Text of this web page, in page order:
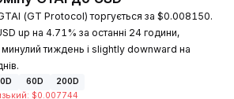
(GT Protocol) торгується за $0.008150.
up на 4.71% за останні 24 години,
тиждень і slightly downward на
60D
200D
: $0.007744